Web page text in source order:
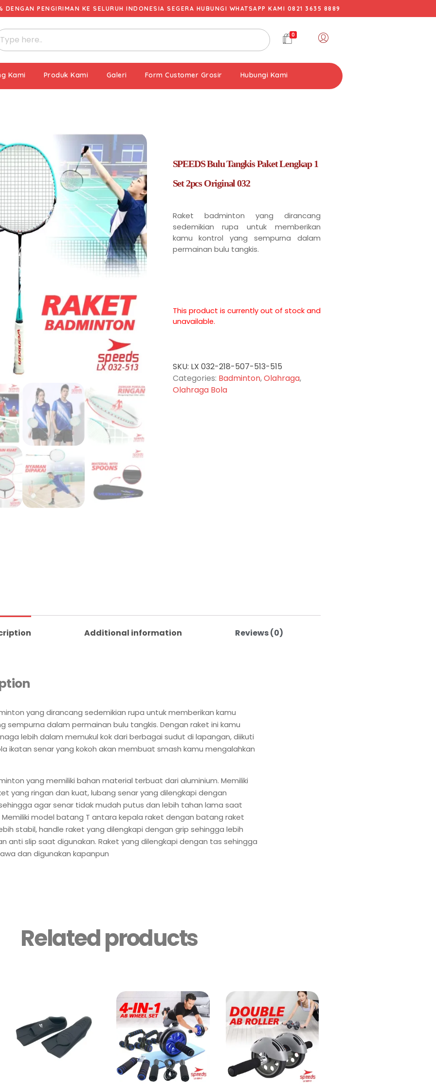
DENGAN PENGIRIMAN KE SELURUH INDONESIA SEGERA HUBUNGI WHATSAPP KAMI 0821 3635 8889
0
Kami Produk Kami Galeri Form Customer Grosir Hubungi Kami
SPEEDS Bulu Tangkis Paket Lengkap 1
Set 2pcs Original 032
Raket badminton yang dirancang
sedemikian rupa untuk memberikan
kamu kontrol yang sempurna dalam
permainan bulu tangkis.
This product is currently out of stock and
unavailable.
SKU: LX 032-218-507-513-515
Categories: Badminton,Olahraga,
Olahraga Bola
Additional information Reviews (0)
yang dirancang sedemikian rupa untuk memberikan kamu
sempurna dalam permainan bulu tangkis. Dengan raket ini kamu
lebih dalam memukul kok dari berbagai sudut di lapangan, diikuti
ikatan senar yang kokoh akan membuat smash kamu mengalahkan
yang memiliki bahan material terbuat dari aluminium. Memiliki
yang ringan dan kuat, lubang senar yang dilengkapi dengan
agar senar tidak mudah putus dan lebih tahan lama saat
Memiliki model batang T antara kepala raket dengan batang raket
stabil, handle raket yang dilengkapi dengan grip sehingga lebih
anti slip saat digunakan. Raket yang dilengkapi dengan tas sehingga
dan digunakan kapanpun
Related products